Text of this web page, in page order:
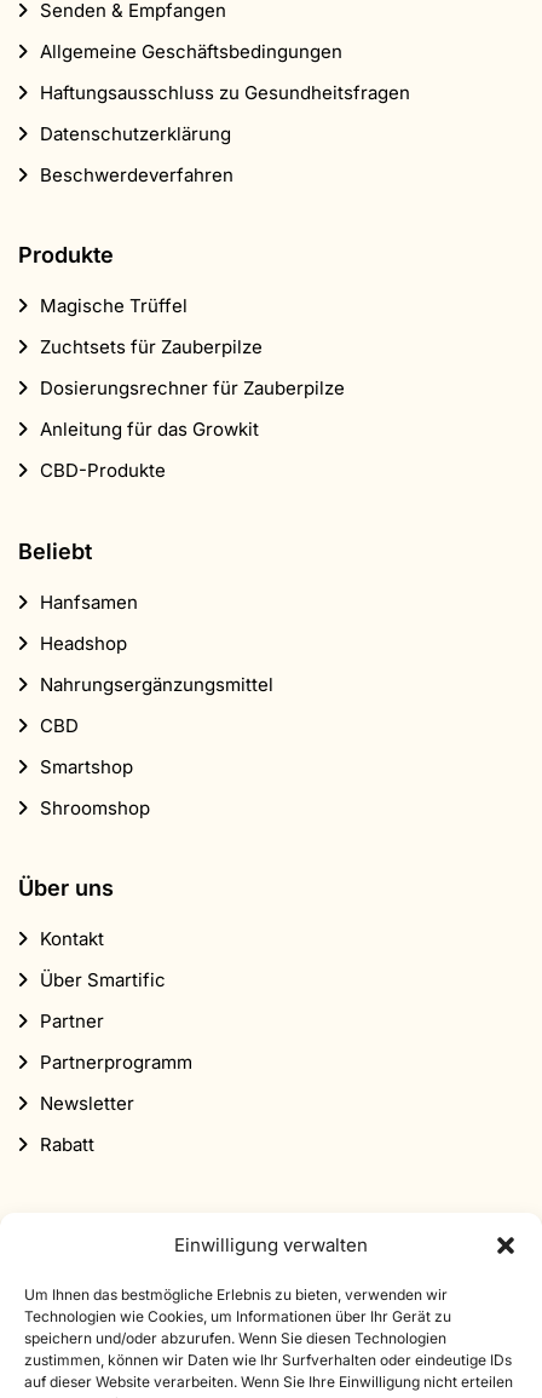
Einwilligung verwalten
Um Ihnen das bestmögliche Erlebnis zu bieten, verwenden wir
Technologien wie Cookies, um Informationen über Ihr Gerät zu
speichern und/oder abzurufen. Wenn Sie diesen Technologien
zustimmen, können wir Daten wie Ihr Surfverhalten oder eindeutige IDs
auf dieser Website verarbeiten. Wenn Sie Ihre Einwilligung nicht erteilen
Senden & Empfangen
Allgemeine Geschäftsbedingungen
Haftungsausschluss zu Gesundheitsfragen
Datenschutzerklärung
Beschwerdeverfahren
Produkte
Magische Trüffel
Zuchtsets für Zauberpilze
Dosierungsrechner für Zauberpilze
Anleitung für das Growkit
CBD-Produkte
Beliebt
Hanfsamen
Headshop
Nahrungsergänzungsmittel
CBD
Smartshop
Shroomshop
Über uns
Kontakt
Über Smartific
Partner
Partnerprogramm
Newsletter
Rabatt
Abonniere unseren Newsletter
Melde dich für unseren Newsletter an und erhalte 10%
Rabatt auf deine erste Bestellung.